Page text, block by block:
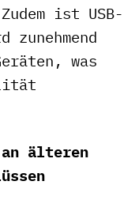
ist USB-
was
älteren